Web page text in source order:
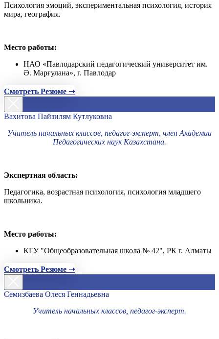
Психология эмоций, экспериментальная психология, история
мира, география.
Место работы:
НАО «Павлодарский педагогический университет им.
Ә. Марғулана», г. Павлодар
Смотреть Резюме ➝
Вахитова Пайзилям Кутлуковна
Учитель начальных классов, педагог-эксперт, член Академии
Педагогических наук Казахстана.
Экспертная область:
Педагогика, возрастная психология, психология младшего
школьника.
Место работы:
КГУ "Общеобразовательная школа № 42", РК г. Алматы
Смотреть Резюме ➝
Семизбаева Олеся Геннадьевна
Учитель начальных классов, педагог-эксперт.